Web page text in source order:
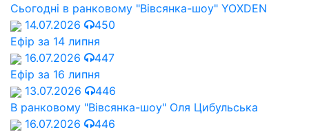
Сьогодні в ранковому "Вівсянка-шоу" YOXDEN
14.07.2026
450
Ефір за 14 липня
16.07.2026
447
Ефір за 16 липня
13.07.2026
446
В ранковому "Вівсянка-шоу" Оля Цибульська
16.07.2026
446